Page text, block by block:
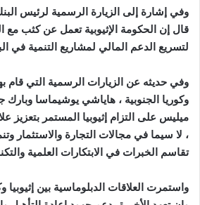
وفي إشارة إلى الزيارة الرسمية لرئيس
قال إن الحكومة الإثيوبية تعمل عن كثب مع
لتسريع الدعم المالي لمشاريع التنمية في
وفي حديثه عن الزيارات الرسمية التي قام
وكوريا الجنوبية ، هاياشي يوشيماسا وبارك
ميليس على التزام إثيوبيا المستمر بتعزيز
، لا سيما في مجالات التجارة والاستثمار
تقاسم الخبرات في الابتكارات العلمية